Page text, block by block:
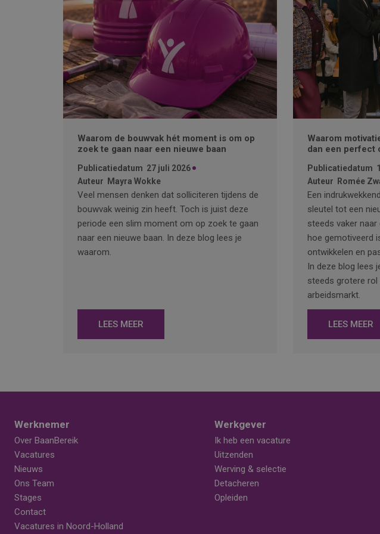
Waarom de bouwvak hét moment is om op
zoek te gaan naar een nieuwe baan
Publicatiedatum 27 juli 2026
Auteur
Mayra Wokke
Veel mensen denken dat solliciteren tijdens de
bouwvak weinig zin heeft. Toch is juist deze
periode een slim moment om op zoek te gaan
naar een nieuwe baan. In deze blog lees je
waarom.
LEES MEER
Waarom
dan een perfect
Publicatiedatum
Auteur
Romée
Een
sleutel tot een
steeds vaker
hoe gemotiveerd
ontwikkelen en
In deze blog lees
steeds grotere rol
arbeidsmarkt.
LEES MEER
Werknemer
Over BaanBereik
Vacatures
Nieuws
Ons Team
Stages
Contact
Vacatures in Noord-Holland
Werkgever
Ik heb een vacature
Uitzenden
Werving & selectie
Detacheren
Opleiden